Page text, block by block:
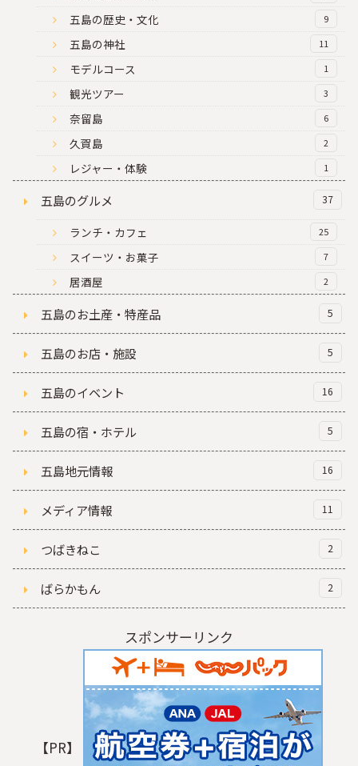
五島の歴史・文化 9
五島の神社 11
モデルコース 1
観光ツアー 3
奈留島 6
久賀島 2
レジャー・体験 1
五島のグルメ 37
ランチ・カフェ 25
スイーツ・お菓子 7
居酒屋 2
五島のお土産・特産品 5
五島のお店・施設 5
五島のイベント 16
五島の宿・ホテル 5
五島地元情報 16
メディア情報 11
つばきねこ 2
ばらかもん 2
スポンサーリンク
【PR】